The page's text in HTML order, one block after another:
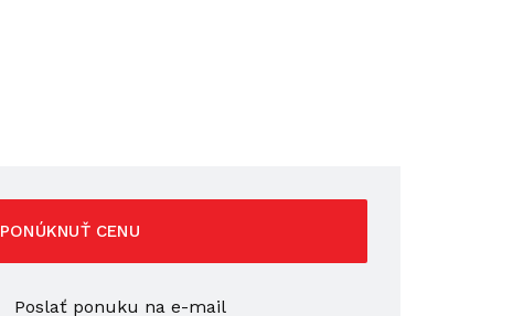
PONÚKNUŤ CENU
Poslať ponuku na e-mail